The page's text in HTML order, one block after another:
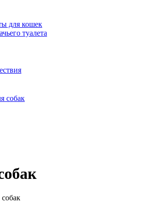
для кошек
туалета
собак